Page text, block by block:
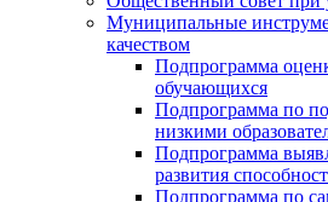
Муниципальные
качеством
Подпрограмма
обучающихся
Подпрограмма по
низкими
Подпрограмма
развития
Подпрограмма по